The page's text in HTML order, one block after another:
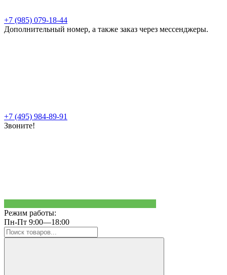
+7 (985) 079-18-44
Дополнительный номер, а также заказ через мессенджеры.
+7 (495) 984-89-91
Звоните!
Режим работы:
Пн-Пт 9:00—18:00